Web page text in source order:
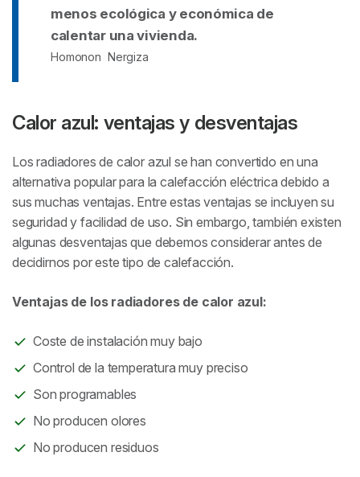
menos ecológica y económica de
calentar una vivienda.
Homonon Nergiza
Calor azul: ventajas y desventajas
Los radiadores de calor azul se han convertido en una
alternativa popular para la calefacción eléctrica debido a
sus muchas ventajas. Entre estas ventajas se incluyen su
seguridad y facilidad de uso. Sin embargo, también existen
algunas desventajas que debemos considerar antes de
decidirnos por este tipo de calefacción.
Ventajas de los radiadores de calor azul:
Coste de instalación muy bajo
Control de la temperatura muy preciso
Son programables
No producen olores
No producen residuos